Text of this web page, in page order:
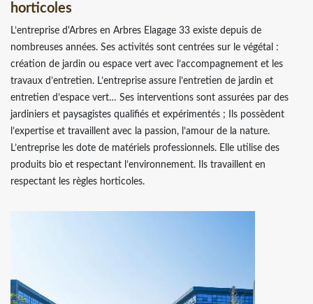
horticoles
L’entreprise d'Arbres en Arbres Elagage 33 existe depuis de
nombreuses années. Ses activités sont centrées sur le végétal :
création de jardin ou espace vert avec l’accompagnement et les
travaux d’entretien. L’entreprise assure l’entretien de jardin et
entretien d’espace vert… Ses interventions sont assurées par des
jardiniers et paysagistes qualifiés et expérimentés ; Ils possèdent
l’expertise et travaillent avec la passion, l’amour de la nature.
L’entreprise les dote de matériels professionnels. Elle utilise des
produits bio et respectant l’environnement. Ils travaillent en
respectant les règles horticoles.